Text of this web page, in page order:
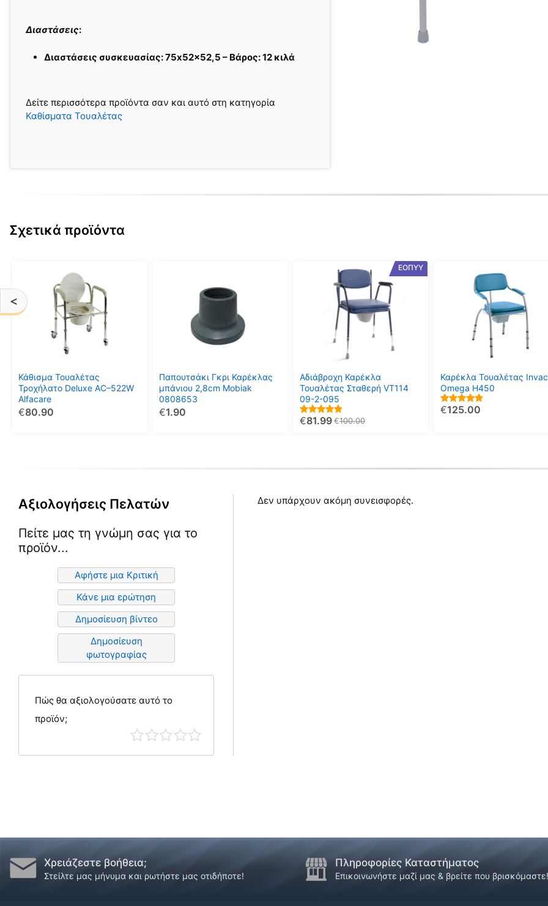
<
Διαστάσεις:
Διαστάσεις συσκευασίας: 75x52x52,5 – Βάρος: 12 κιλά
Δείτε περισσότερα προϊόντα σαν και αυτό στη κατηγορία
Καθίσματα Τουαλέτας
Σχετικά προϊόντα
Κάθισμα Τουαλέτας
Τροχήλατο Deluxe AC–522W
Alfacare
80.90
€
Παπουτσάκι Γκρι Καρέκλας
μπάνιου 2,8cm Mobiak
0808653
1.90
€
ΕΟΠΥΥ
Αδιάβροχη Καρέκλα
Τουαλέτας Σταθερή VT114
09-2-095
5.00
100.00
€
81.99
€
Καρέκλα Τουαλέτας
Omega H450
5.00125.00
€
Αξιολογήσεις Πελατών
Πείτε μας τη γνώμη σας για το
προϊόν...
Αφήστε μια Κριτική
Κάνε μια ερώτηση
Δημοσίευση βίντεο
Δημοσίευση
φωτογραφίας
Πώς θα αξιολογούσατε αυτό το
προϊόν;
Δεν υπάρχουν ακόμη συνεισφορές.
Χρειάζεστε βοήθεια;
Στείλτε μας μήνυμα και ρωτήστε μας οτιδήποτε!
Πληροφορίες Καταστήματος
Επικοινωνήστε μαζί μας & βρείτε που βρισκόμαστε!